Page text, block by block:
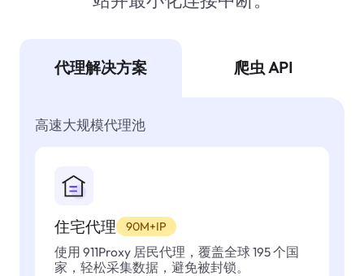
代理解决方案 爬虫 API
高速大规模代理池
住宅代理 90M+IP
使用 911Proxy 居民代理，覆盖全球 195 个国
家，轻松采集数据，避免被封锁。